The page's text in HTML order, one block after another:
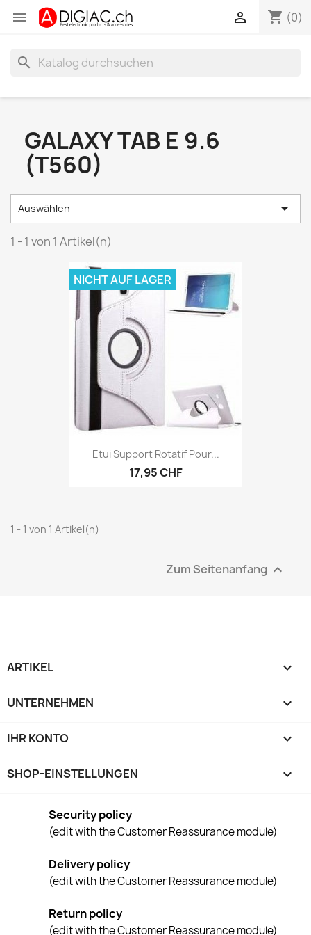
 shopping_cart (0)

search
GALAXY TAB E 9.6
(T560)
Auswählen 
1 - 1 von 1 Artikel(n)
Etui Support Rotatif Pour...
17,95 CHF
NICHT AUF LAGER
1 - 1 von 1 Artikel(n)
Zum Seitenanfang 
ARTIKEL 
UNTERNEHMEN 
IHR KONTO 
SHOP-EINSTELLUNGEN keyboard_arrow_down
Security policy
(edit with the Customer Reassurance module)
Delivery policy
(edit with the Customer Reassurance module)
Return policy
(edit with the Customer Reassurance module)